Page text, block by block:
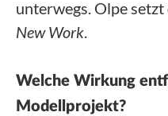
unterwegs. Olpe
New Work.
Welche Wirkung
Modellprojekt?